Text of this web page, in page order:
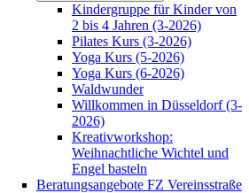
Kindergruppe für Kinder von
2 bis 4 Jahren (3-2026)
Pilates Kurs (3-2026)
Yoga Kurs (5-2026)
Yoga Kurs (6-2026)
Waldwunder
Willkommen in Düsseldorf (3-
2026)
Kreativworkshop:
Weihnachtliche Wichtel und
Engel basteln
Beratungsangebote FZ Vereinsstraße